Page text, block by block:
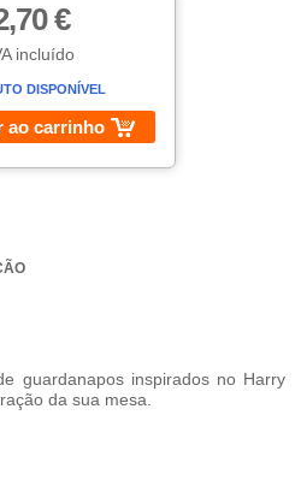
€
incluído
DISPONÍVEL
ao carrinho
guardanapos inspirados no Harry
da sua mesa.